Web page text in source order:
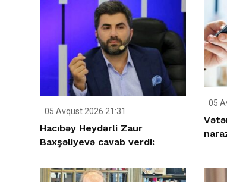
05 Avqust 2026 21:31
Hacıbəy Heydərli Zaur
Baxşəliyevə cavab verdi:
05